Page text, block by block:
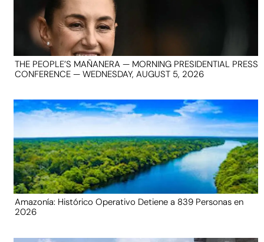
THE PEOPLE’S MAÑANERA — MORNING PRESIDENTIAL PRESS
CONFERENCE — WEDNESDAY, AUGUST 5, 2026
Amazonía: Histórico Operativo Detiene a 839 Personas en
2026